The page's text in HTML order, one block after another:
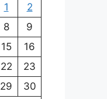
1
2
8
9
15
16
22
23
29
30